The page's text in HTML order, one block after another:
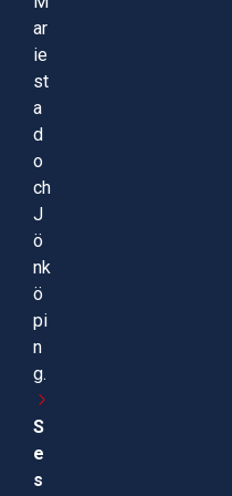
ar
ie
st
a
d
o
ch
J
ö
nk
ö
pi
n
g.
S
e
s